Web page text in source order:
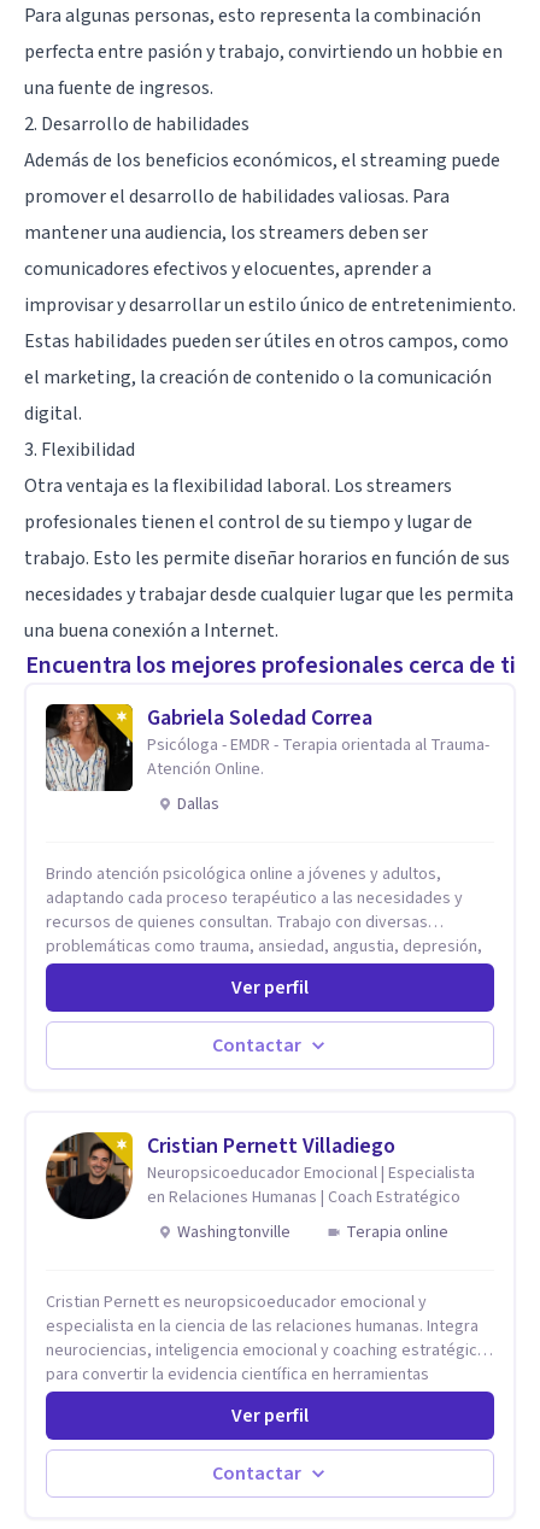
Para algunas personas, esto representa la combinación
perfecta entre pasión y trabajo, convirtiendo un hobbie en
una fuente de ingresos.
2. Desarrollo de habilidades
Además de los beneficios económicos, el streaming puede
promover el desarrollo de habilidades valiosas. Para
mantener una audiencia, los streamers deben ser
comunicadores efectivos y elocuentes, aprender a
improvisar y desarrollar un estilo único de entretenimiento.
Estas habilidades pueden ser útiles en otros campos, como
el marketing, la creación de contenido o la comunicación
digital.
3. Flexibilidad
Otra ventaja es la flexibilidad laboral. Los streamers
profesionales tienen el control de su tiempo y lugar de
trabajo. Esto les permite diseñar horarios en función de sus
necesidades y trabajar desde cualquier lugar que les permita
una buena conexión a Internet.
Encuentra los mejores profesionales cerca de ti
Gabriela Soledad Correa
Psicóloga - EMDR - Terapia orientada al Trauma-
Atención Online.
Dallas
Brindo atención psicológica online a jóvenes y adultos,
adaptando cada proceso terapéutico a las necesidades y
recursos de quienes consultan. Trabajo con diversas
problemáticas como trauma, ansiedad, angustia, depresión,
estrés, violencias, abuso sexual y procesos migratorios,
entre otros. Ofrezco un espacio seguro, de escucha activa y
contención, comprometido con tu bienestar emocional y con
un enfoque centrado en el autoconocimiento y el aprendizaje
mutuo. Mi manera de trabajar se enfoca principalmente en los
tu ritmo y posibilidades.
Ver perfil
Contactar
Cristian Pernett Villadiego
Neuropsicoeducador Emocional | Especialista
en Relaciones Humanas | Coach Estratégico
Washingtonville
Terapia online
Cristian Pernett es neuropsicoeducador emocional y
especialista en la ciencia de las relaciones humanas. Integra
neurociencias, inteligencia emocional y coaching estratégico
para convertir la evidencia científica en herramientas
prácticas que mejoran la forma en que las personas viven,
aman, lideran y se comunican. Con más de 20 años de
experiencia, acompaña a personas, parejas y líderes en
procesos de desarrollo personal y profesional. Su trabajo se
centra en la regulación emocional, las relaciones de pareja, la
Ver perfil
Contactar